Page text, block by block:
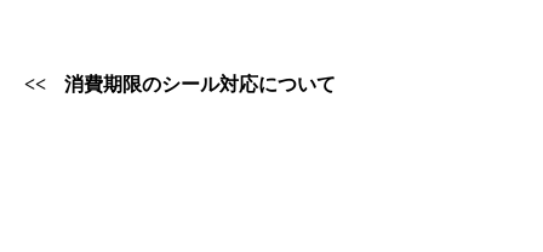
消費期限のシール対応について